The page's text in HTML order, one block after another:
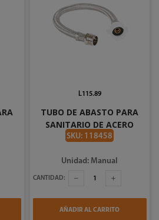
TUBO DE ABASTO PARA
SANITARIO DE ACERO
INOXIDABLE DE 1/2 X 7/8
SKU: 118458
L115.89
Unidad: Manual
CANTIDAD:
AÑADIR AL CARRITO